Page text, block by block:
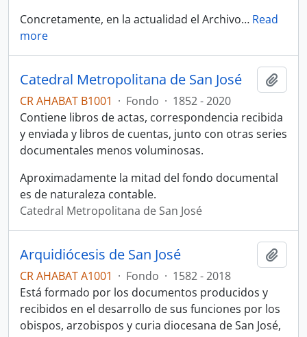
Concretamente, en la actualidad el Archivo… Read
more
Catedral Metropolitana de San José
CR AHABAT B1001 · Fondo · 1852 - 2020
Contiene libros de actas, correspondencia recibida
y enviada y libros de cuentas, junto con otras series
documentales menos voluminosas.
Aproximadamente la mitad del fondo documental
es de naturaleza contable.
Catedral Metropolitana de San José
Arquidiócesis de San José
CR AHABAT A1001 · Fondo · 1582 - 2018
Está formado por los documentos producidos y
recibidos en el desarrollo de sus funciones por los
obispos, arzobispos y curia diocesana de San José,